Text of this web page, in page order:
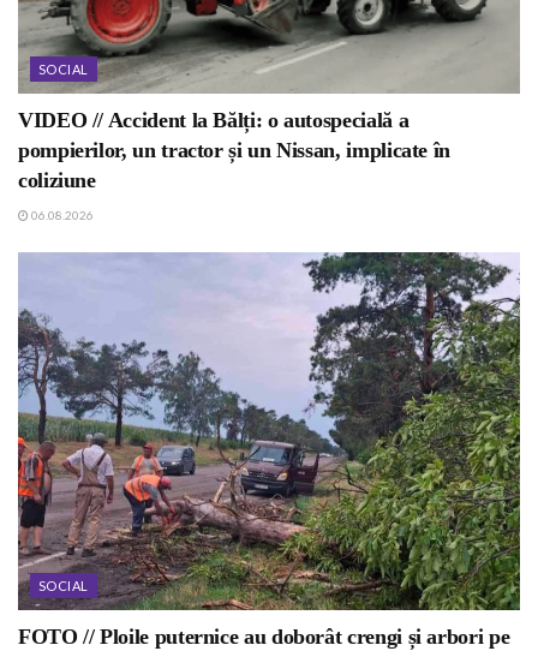
SOCIAL
VIDEO // Accident la Bălți: o autospecială a
pompierilor, un tractor și un Nissan, implicate în
coliziune
06.08.2026
SOCIAL
FOTO // Ploile puternice au doborât crengi și arbori pe